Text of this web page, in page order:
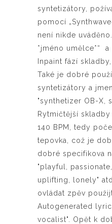
syntetizátory,
pomocí
není nikde
*jméno umělce*“ a
Inpaint fází
Také je dobré
syntetizátory a
"synthetizer OB-X,
Rytmičtější skladby
140 BPM, tedy
tepovka, což je
dobré specifikova
"playful,
uplifting, lonely"
ovládat zpěv
Autogenerated
vocalist". Opět k